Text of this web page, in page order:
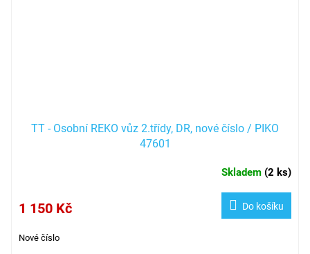
TT - Osobní REKO vůz 2.třídy, DR, nové číslo / PIKO
47601
Skladem (2 ks)
1 150 Kč Do košíku
Nové číslo